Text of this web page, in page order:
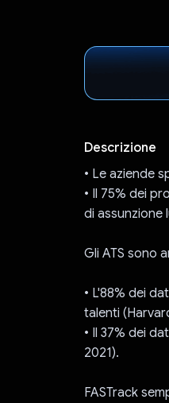
Descrizione
• Le aziende
• Il 75% dei
di assunzione
Gli ATS sono
• L'88% dei
talenti
• Il 37% dei
2021).
FASTrack